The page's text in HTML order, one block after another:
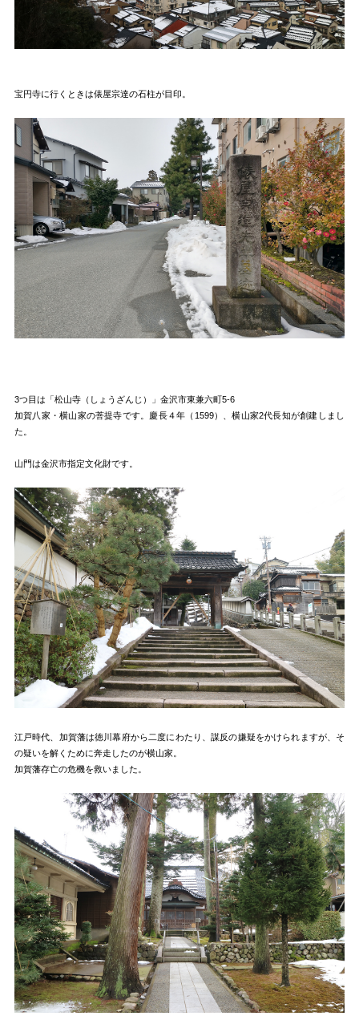
宝円寺に行くときは俵屋宗達の石柱が目印。
3つ目は「松山寺（しょうざんじ）」金沢市東兼六町5-6
加賀八家・横山家の菩提寺です。慶長４年（1599）、横山家2代長知が創建しまし
た。
山門は金沢市指定文化財です。
江戸時代、加賀藩は徳川幕府から二度にわたり、謀反の嫌疑をかけられますが、そ
の疑いを解くために奔走したのが横山家。
加賀藩存亡の危機を救いました。